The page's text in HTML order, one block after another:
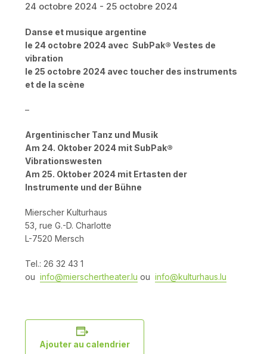
24 octobre 2024 - 25 octobre 2024
Danse et musique argentine
le 24 octobre 2024 avec SubPak® Vestes de
vibration
le 25 octobre 2024 avec toucher des instruments
et de la scène
–
Argentinischer Tanz und Musik
Am 24. Oktober 2024 mit SubPak®
Vibrationswesten
Am 25. Oktober 2024 mit Ertasten der
Instrumente und der Bühne
Mierscher Kulturhaus
53, rue G.-D. Charlotte
L-7520 Mersch
Tel.: 26 32 43 1
ouinfo@mierschertheater.lu ouinfo@kulturhaus.lu
Ajouter au calendrier